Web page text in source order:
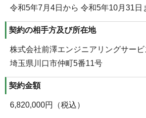
令和5年7月4日から 令和5年10月31日
契約の相手方及び所在地
株式会社前澤エンジニアリングサービ
埼玉県川口市仲町5番11号
契約金額
6,820,000円（税込）